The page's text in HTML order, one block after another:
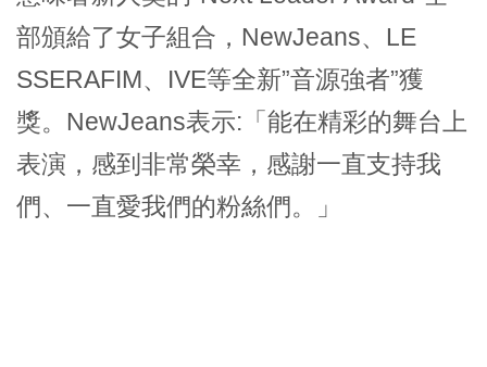
部頒給了女子組合，NewJeans、LE
SSERAFIM、IVE等全新”音源強者”獲
獎。NewJeans表示:「能在精彩的舞台上
表演，感到非常榮幸，感謝一直支持我
們、一直愛我們的粉絲們。」